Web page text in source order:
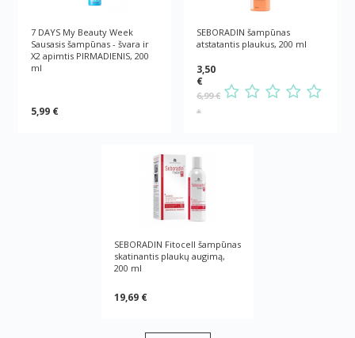
7 DAYS My Beauty Week
Sausasis šampūnas - švara ir
X2 apimtis PIRMADIENIS, 200
ml
5,99 €
SEBORADIN šampūnas
atstatantis plaukus, 200 ml
3,50
€
6,99 €
*
SEBORADIN Fitocell šampūnas
skatinantis plaukų augimą,
200 ml
19,69 €